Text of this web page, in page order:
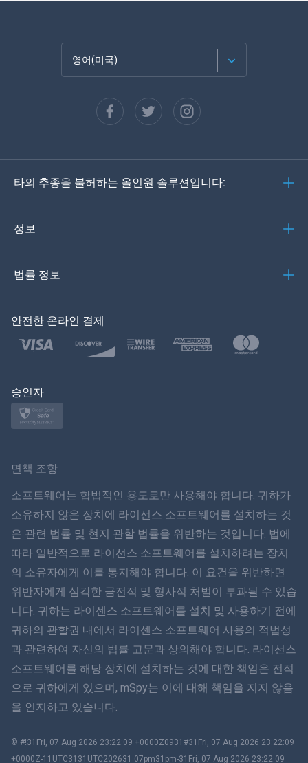
영어(미국)
Español
Deutsch
Türkçe
Polski
ภาษาไทย
简体中文
Dansk
हिंदी
עברית
로마나
한국어
타의 추종을 불허하는 올인원 솔루션입니다:
정보
법률 정보
안전한 온라인 결제
승인자
면책 조항
소프트웨어는 합법적인 용도로만 사용해야 합니다. 귀하가
소유하지 않은 장치에 라이선스 소프트웨어를 설치하는 것
은 관련 법률 및 현지 관할 법률을 위반하는 것입니다. 법에
따라 일반적으로 라이선스 소프트웨어를 설치하려는 장치
의 소유자에게 이를 통지해야 합니다. 이 요건을 위반하면
위반자에게 심각한 금전적 및 형사적 처벌이 부과될 수 있습
니다. 귀하는 라이센스 소프트웨어를 설치 및 사용하기 전에
귀하의 관할권 내에서 라이센스 소프트웨어 사용의 적법성
과 관련하여 자신의 법률 고문과 상의해야 합니다. 라이선스
소프트웨어를 해당 장치에 설치하는 것에 대한 책임은 전적
으로 귀하에게 있으며, mSpy는 이에 대해 책임을 지지 않음
을 인지하고 있습니다.
© #!31Fri, 07 Aug 2026 23:22:09 +0000Z0931#31Fri, 07 Aug 2026 23:22:09
+0000Z-11UTC3131UTC202631 07pm31pm-31Fri, 07 Aug 2026 23:22:09